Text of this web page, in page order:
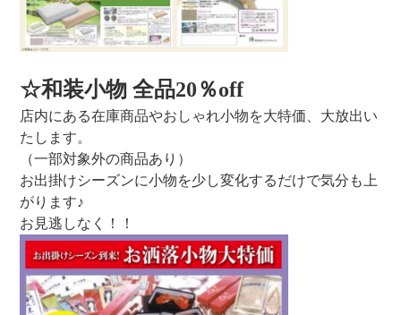
☆和装小物 全品20％off
店内にある在庫商品やおしゃれ小物を大特価、大放出い
たします。
（一部対象外の商品あり）
お出掛けシーズンに小物を少し変化するだけで気分も上
がります♪
お見逃しなく！！